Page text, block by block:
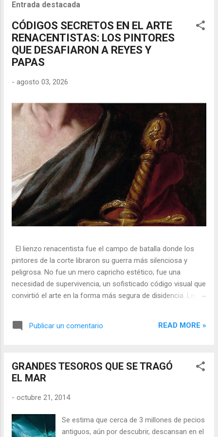
Entrada destacada
CÓDIGOS SECRETOS EN EL ARTE
RENACENTISTAS: LOS PINTORES
QUE DESAFIARON A REYES Y
PAPAS
- agosto 03, 2026
El lienzo renacentista fue el campo de batalla donde los
pintores de la corte libraron su guerra más silenciosa y
peligrosa. No fue un mero capricho estético; fue una
necesidad de supervivencia, un sofisticado código visual que
convirtió el arte en la forma más segura de disidencia. Lejos
artistas eran agentes dobles, equilibrando su necesidad de
mecenazgo real con la obligación de preservar su integridad
pintores encontraron en los símbolos, las distorsiones y los
objetos cotidianos un lenguaje cifrado capaz de eludir a los
El retrato renacentista no era un simple reflejo de la realidad,
sino un objeto tridimensional y multifacético. Los pintores
de la corte eran los agentes dobles definitivos, y dominaban
Publicar un comentario READ MORE »
GRANDES TESOROS QUE SE TRAGÓ
EL MAR
- octubre 21, 2014
Se estima que cerca de 3 millones de pecios
antiguos, aún por descubrir, descansan en el